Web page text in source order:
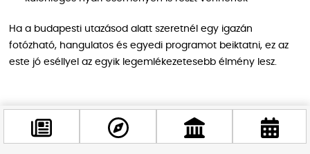
Ha a budapesti utazásod alatt szeretnél egy igazán
fotózható, hangulatos és egyedi programot beiktatni, ez az
este jó eséllyel az egyik legemlékezetesebb élmény lesz.
Vár a tó